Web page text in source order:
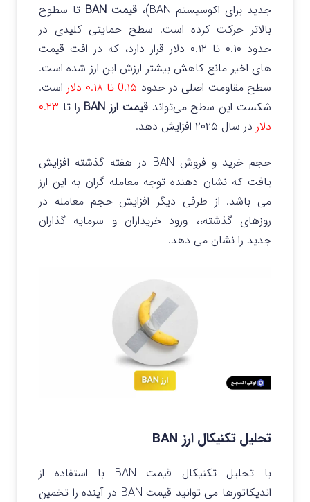
جدید برای اکوسیستم BAN)،
قیمت BAN
تا سطوح
بالاتر حرکت کرده است. سطح حمایتی کلیدی در
حدود ۰.۱۰ تا ۰.۱۲ دلار قرار دارد، که در افت‌ قیمت
های اخیر مانع کاهش بیشتر ارزش این ارز شده است.
سطح مقاومت اصلی در حدود
است.
شکست این سطح می‌تواند قیمت ارز BAN را تا ۰.۲۳
دلار در سال ۲۰۲۵ افزایش دهد.
حجم خرید و فروش BAN در هفته گذشته افزایش
یافت که نشان دهنده توجه معامله گران به این ارز
می باشد. از طرفی دیگر افزایش حجم معامله در
روزهای گذشته،، ورود خریداران و سرمایه گذاران
جدید را نشان می دهد.
تحلیل تکنیکال ارز BAN
با تحلیل تکنیکال قیمت BAN با استفاده از
اندیکاتورها می توانید قیمت BAN در آینده را تخمین